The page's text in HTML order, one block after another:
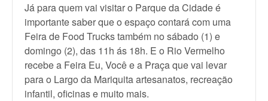
Já para quem vai visitar o Parque da Cidade é
importante saber que o espaço contará com uma
Feira de Food Trucks também no sábado (1) e
domingo (2), das 11h ás 18h. E o Rio Vermelho
recebe a Feira Eu, Você e a Praça que vai levar
para o Largo da Mariquita artesanatos, recreação
infantil, oficinas e muito mais.